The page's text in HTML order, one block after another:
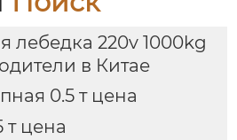
лебедка 220v 1000kg
в Китае
0.5 т цена
т цена